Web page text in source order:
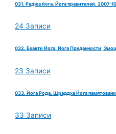
031. Раджа йога. Йога правителей. 2007-
24 Записи
032. Бхакти Йога. Йога Преданности,
23 Записи
033. Йога Рода. Шраддха Йога
33 Записи